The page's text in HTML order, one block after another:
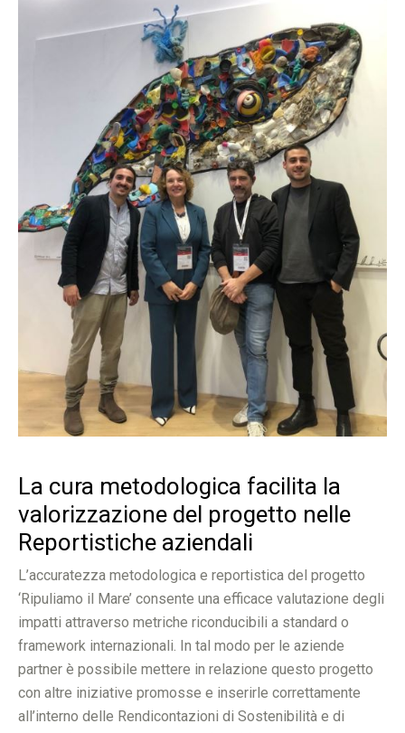
La cura metodologica facilita la
valorizzazione del progetto nelle
Reportistiche aziendali
L’accuratezza metodologica e reportistica del progetto
‘Ripuliamo il Mare’ consente una efficace valutazione degli
impatti attraverso metriche riconducibili a standard o
framework internazionali. In tal modo per le aziende
partner è possibile mettere in relazione questo progetto
con altre iniziative promosse e inserirle correttamente
all’interno delle Rendicontazioni di Sostenibilità e di